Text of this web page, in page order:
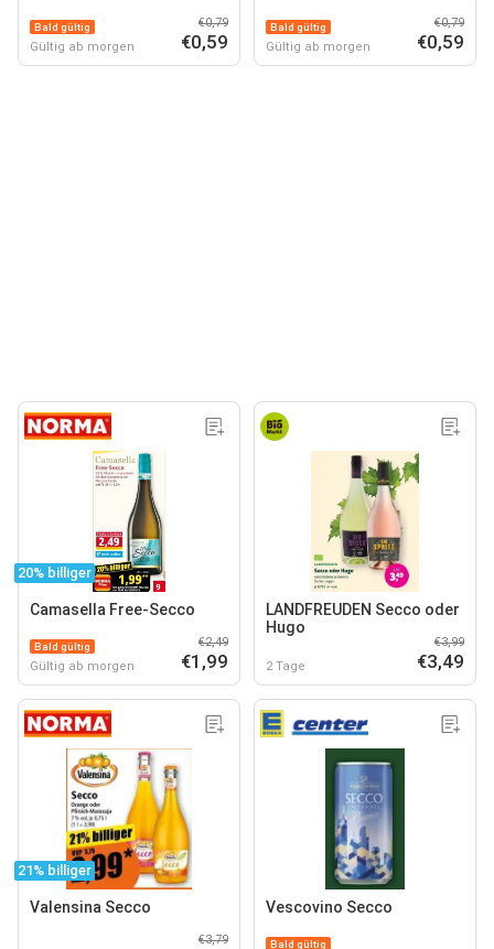
Bald gültig
Gültig ab morgen
€0,79
€0,59
Bald gültig
Gültig ab morgen
€0,79
€0,59
20% billiger
Camasella Free-Secco
Bald gültig
Gültig ab morgen
€2,49
€1,99
LANDFREUDEN Secco oder
Hugo
2 Tage
€3,99
€3,49
21% billiger
Valensina Secco
€3,79
Vescovino Secco
Bald gültig